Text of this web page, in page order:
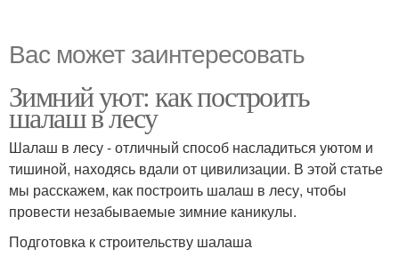
Вас может заинтересовать
Зимний уют: как построить
шалаш в лесу
Шалаш в лесу - отличный способ насладиться уютом и
тишиной, находясь вдали от цивилизации. В этой статье
мы расскажем, как построить шалаш в лесу, чтобы
провести незабываемые зимние каникулы.
Подготовка к строительству шалаша